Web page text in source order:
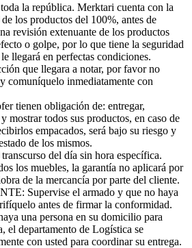
la república. Merktari cuenta con la
los productos del 100%, antes de
revisión extenuante de los productos
o golpe, por lo que tiene la seguridad
llegará en perfectas condiciones.
que llegara a notar, por favor no
comuníquelo inmediatamente con
tienen obligación de: entregar,
mostrar todos sus productos, en caso de
empacados, será bajo su riesgo y
de los mismos.
del día sin hora específica.
los muebles, la garantía no aplicará por
de la mercancía por parte del cliente.
Supervise el armado y que no haya
antes de firmar la conformidad.
una persona en su domicilio para
el departamento de Logística se
con usted para coordinar su entrega.